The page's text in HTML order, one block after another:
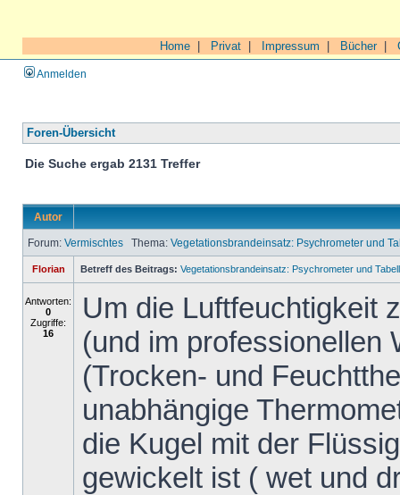
Home Privat Impressum Bücher|
Anmelden
Foren-Übersicht
Die Suche ergab 2131 Treffer
Autor
Forum: Vermischtes Thema: Vegetationsbrandeinsatz: Psychrometer und
Florian Betreff des Beitrags: Vegetationsbrandeinsatz: Psychrometer und
Antworten:
0
Zugriffe:
16
Um die Luftfeuchtigkeit
(und im professionellen
(Trocken- und
unabhängige
die Kugel mit der
gewickelt ist ( wet und